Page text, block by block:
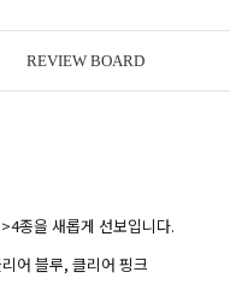
REVIEW BOARD
종을 새롭게 선보입니다.
어 블루, 클리어 핑크